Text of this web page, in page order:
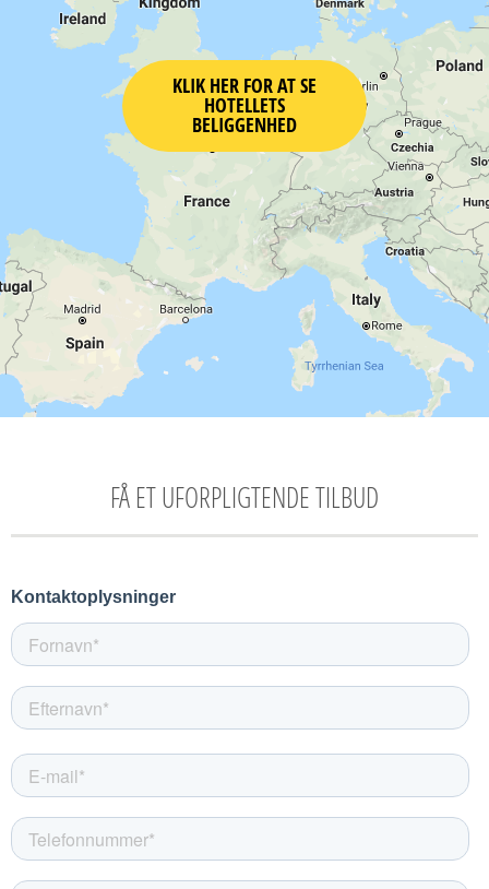
KLIK HER FOR AT SE
HOTELLETS
BELIGGENHED
FÅ ET UFORPLIGTENDE TILBUD